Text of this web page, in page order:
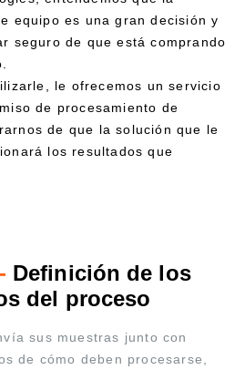
equipo es una gran decisión y
seguro de que está comprando
le ofrecemos un servicio
de procesamiento de
de que la solución que le
los resultados que
Definición de los
del proceso
sus muestras junto con
de cómo deben procesarse,